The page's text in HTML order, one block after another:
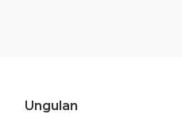
Ungulan